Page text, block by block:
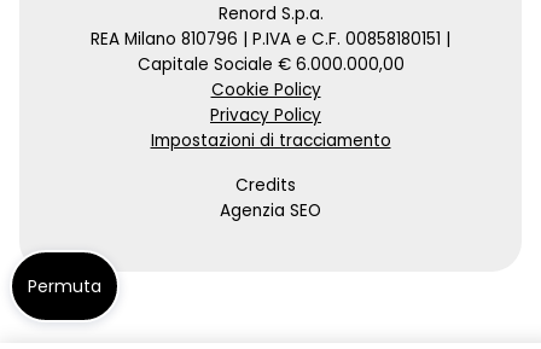
Renord S.p.a.
REA Milano 810796 | P.IVA e C.F. 00858180151 |
Capitale Sociale € 6.000.000,00
Cookie Policy
Privacy Policy
Impostazioni di tracciamento
Credits
Agenzia SEO
Permuta